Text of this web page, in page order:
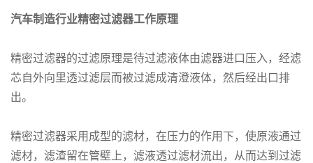
汽车制造行业精密过滤器工作原理
精密过滤器的过滤原理是待过滤液体由滤器进口压入，经滤
芯自外向里透过滤层而被过滤成清澄液体，然后经出口排
出。
精密过滤器采用成型的滤材，在压力的作用下，使原液通过
滤材，滤渣留在管壁上，滤液透过滤材流出，从而达到过滤